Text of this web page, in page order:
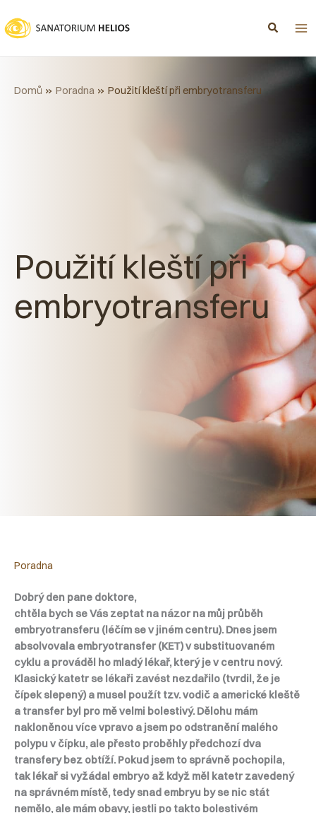
na
obsah
Použití kleští při
embryotransferu
Domů Poradna Použití kleští při embryotransferu
Poradna
Dobrý den pane doktore,
chtěla bych se Vás zeptat na názor na můj průběh
embryotransferu (léčím se v jiném centru). Dnes jsem
absolvovala embryotransfer (KET) v substituovaném
cyklu a prováděl ho mladý lékař, který je v centru nový.
Klasický katetr se lékaři zavést nezdařilo (tvrdil, že je
čípek slepený) a musel použít tzv. vodič a americké kleště
a transfer byl pro mě velmi bolestivý. Dělohu mám
nakloněnou více vpravo a jsem po odstranění malého
polypu v čípku, ale přesto proběhly předchozí dva
transfery bez obtíží. Pokud jsem to správně pochopila,
tak lékař si vyžádal embryo až když měl katetr zavedený
na správném místě, tedy snad embryu by se nic stát
nemělo, ale mám obavy, jestli po takto bolestivém